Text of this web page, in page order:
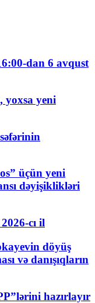
dan 6 avqust
yoxsa yeni
üçün yeni
dəyişiklikləri
cı il
döyüş
və danışıqların
hazırlayır